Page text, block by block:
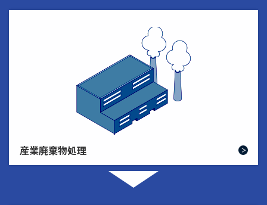
産業廃棄物処理